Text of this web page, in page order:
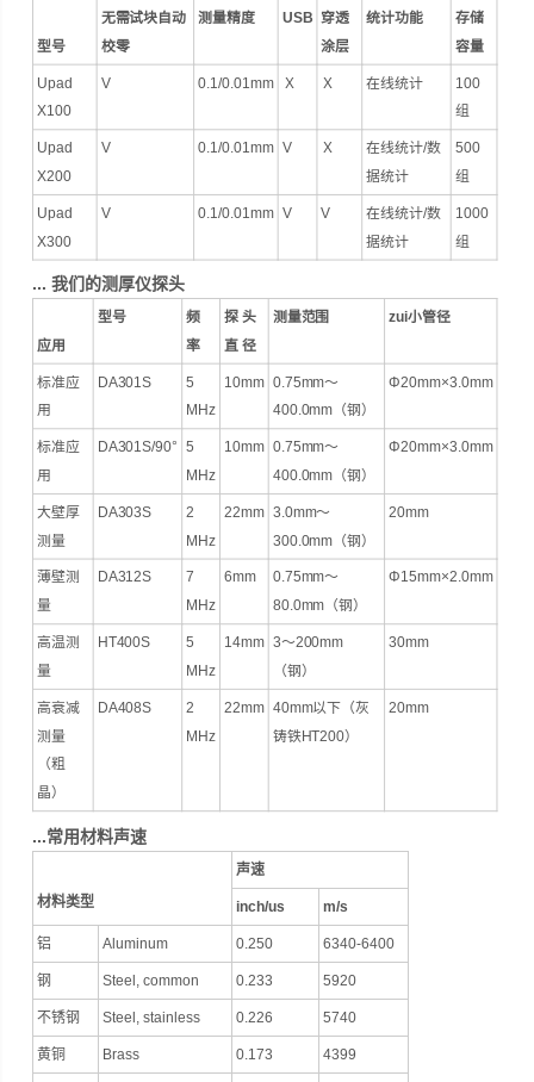
型号
无需试块自动
校零
测量精度 USB 穿透
涂层
统计功能
存储
容量
Upad
X100
V 0.1/0.01mm Ｘ Ｘ 在线统计 100
组
Upad
X200
V 0.1/0.01mm V Ｘ 在线统计/数
据统计
500
组
Upad
X300
V 0.1/0.01mm V V 在线统计/数
据统计
1000
组
...我们的测厚仪探头
应用
型号
频
率
探 头
直 径
测量范围 zui小管径
标准应
用
DA301S 5
MHz
10mm 0.75mm～
400.0mm（钢）
Φ20mm×3.0mm
标准应
用
DA301S/90° 5
MHz
10mm 0.75mm～
400.0mm（钢）
Φ20mm×3.0mm
大壁厚
测量
DA303S 2
MHz
22mm 3.0mm～
300.0mm（钢）
20mm
薄壁测
量
DA312S 7
MHz
6mm 0.75mm～
80.0mm（钢）
Φ15mm×2.0mm
高温测
量
HT400S
5
MHz
14mm 3～200mm
（钢）
30mm
高衰减
测量
（粗
晶）
DA408S
2
MHz
22mm 40mm以下（灰
铸铁HT200）
20mm
...常用材料声速
材料类型
声速
inch/us m/s
铝 Aluminum 0.250 6340-6400
钢 Steel, common 0.233 5920
不锈钢 Steel, stainless 0.226 5740
黄铜 Brass 0.173 4399